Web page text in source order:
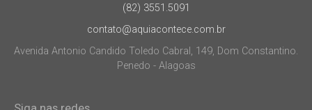
(82) 3551.5091
contato@aquiacontece.com.br
Avenida Antonio Candido Toledo Cabral, 149, Dom Constantino.
Penedo - Alagoas